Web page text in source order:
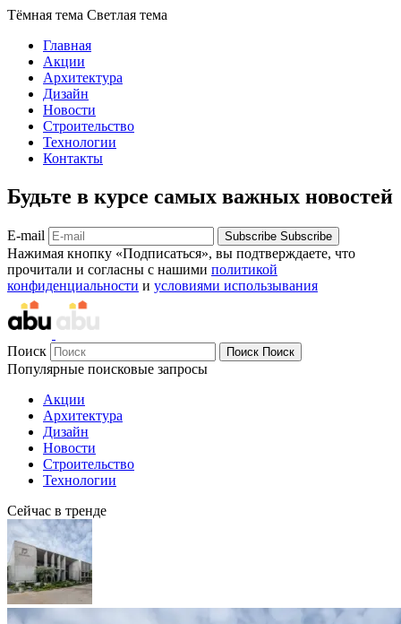
Тёмная тема Светлая тема
Главная
Акции
Архитектура
Дизайн
Новости
Строительство
Технологии
Контакты
Будьте в курсе самых важных новостей
E-mail Subscribe Subscribe
Нажимая кнопку «Подписаться», вы подтверждаете, что
прочитали и согласны с нашими политикой
конфиденциальности и условиями использывания
Поиск Поиск Поиск
Популярные поисковые запросы
Акции
Архитектура
Дизайн
Новости
Строительство
Технологии
Сейчас в тренде